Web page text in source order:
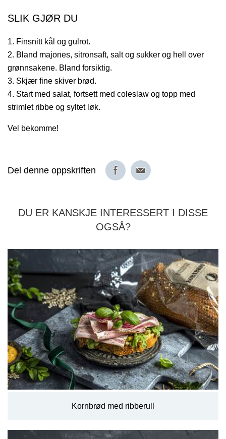
SLIK GJØR DU
Finsnitt kål og gulrot.
Bland majones, sitronsaft, salt og sukker og hell over
grønnsakene. Bland forsiktig.
Skjær fine skiver brød.
Start med salat, fortsett med coleslaw og topp med
strimlet ribbe og syltet løk.
Vel bekomme!
Del denne oppskriften
DU ER KANSKJE INTERESSERT I DISSE
OGSÅ?
Kornbrød med ribberull